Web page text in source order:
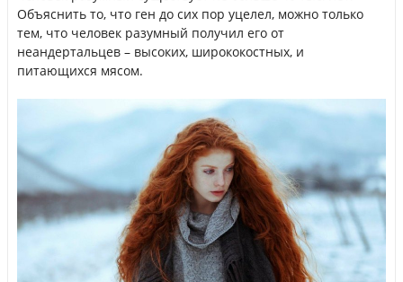
Объяснить то, что ген до сих пор уцелел, можно только
тем, что человек разумный получил его от
неандертальцев – высоких, ширококостных, и
питающихся мясом.